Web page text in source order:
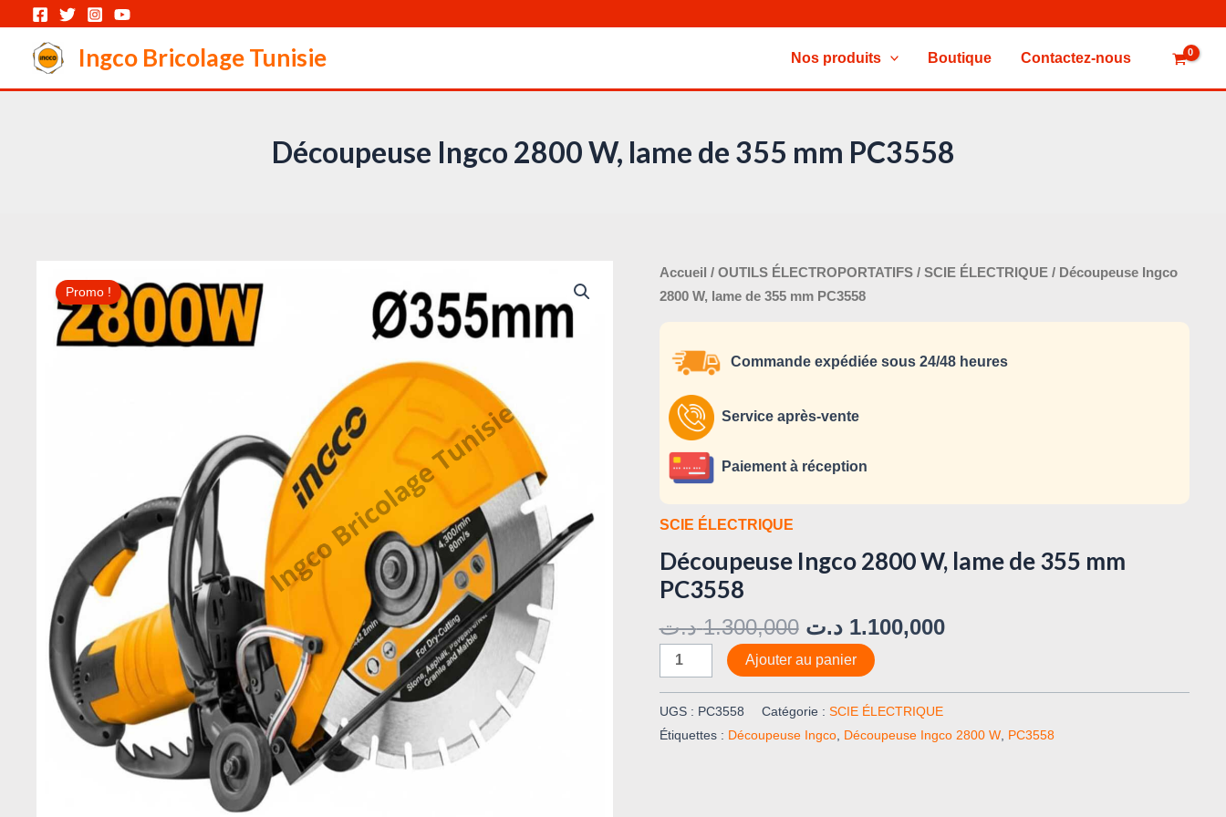
contenu
Ingco Bricolage Tunisie Nos produits Boutique Contactez-nous
Découpeuse Ingco 2800 W, lame de 355 mm PC3558
Promo !
Accueil / OUTILS ÉLECTROPORTATIFS/ SCIE ÉLECTRIQUE/ Découpeuse Ingco
2800 W, lame de 355 mm PC3558
Commande expédiée sous 24/48 heures
Service après-vente
Paiement à réception
SCIE ÉLECTRIQUE
Découpeuse Ingco 2800 W, lame de 355 mm
PC3558
1.300,000 د.ت
Le
prix
1.300,000 د.ت.
1.100,000 د.ت
Le
quantité
de
2800
lame
de
355
mm
Ajouter au panier
UGS : PC3558 Catégorie : SCIE ÉLECTRIQUE
Étiquettes : Découpeuse Ingco, Découpeuse Ingco 2800 W, PC3558